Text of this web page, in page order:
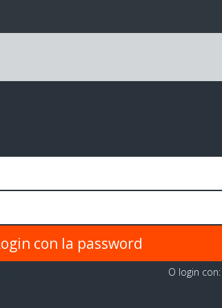
O login con: